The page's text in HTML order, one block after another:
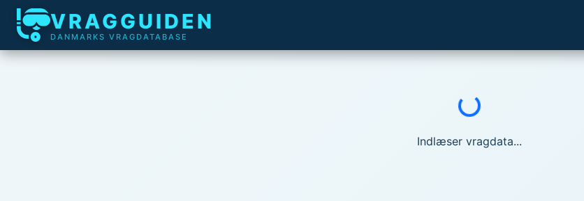
VRAGGUIDEN
DANMARKS VRAGDATABASE
Indlæser...
Indlæser vragdata...